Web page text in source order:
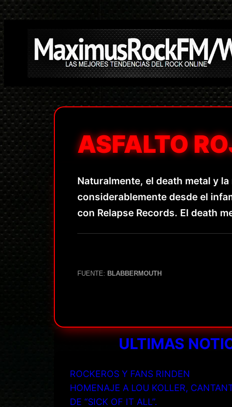
Saltar
contenido
ASFALTO
Naturalmente, el death metal y
considerablemente desde el
con Relapse Records. El death
FUENTE: BLABBERMOUTH
ULTIMAS
ROCKEROS Y FANS RINDEN
HOMENAJE A LOU KOLLER,
DE “SICK OF IT ALL”.